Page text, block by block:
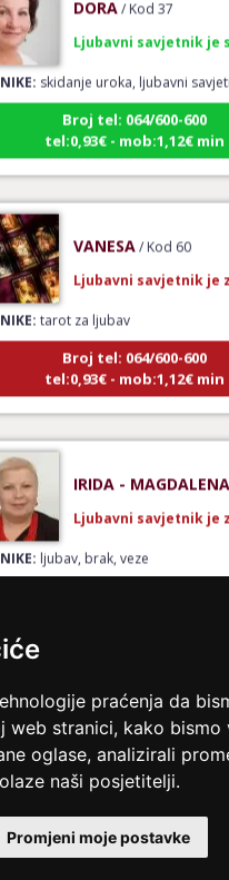
praćenja da
web stranici, kako bismo
oglase, analizirali
naši posjetitelji.
Promjeni moje postavke
skidanje uroka, ljubavni savjeti
Broj tel: 064/600-600
tel:0,93€ - mob:1,12€ min
tarot za ljubav
Broj tel: 064/600-600
tel:0,93€ - mob:1,12€ min
ljubav, brak, veze
Broj tel: 064/600-600
KETY/ Kod 32
Ljubavni savjetnik je
ljubavni savjeti, rješavanje
Broj tel: 064/600-600
tel:0,93€ - mob:1,12€ min